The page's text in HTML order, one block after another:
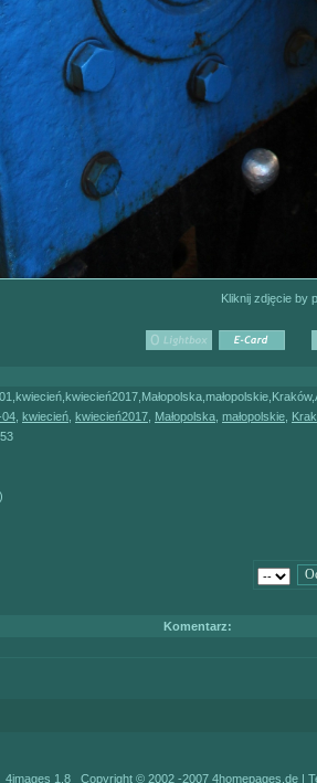
Kliknij zdjęcie by
04 kwiecień kwiecień2017 Małopolska małopolskie
Komentarz:
4images 1.8 Copyright © 2002 -2007 4homepages.de|